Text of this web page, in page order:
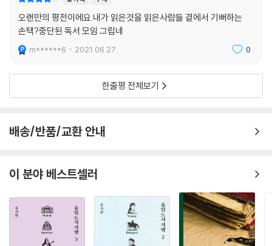
날 수 없는 또 다른 수전 손택의 모습을 그려낸다.
일평생 강렬한 지적 자극과 경험을 갈망하며 무한한 관심사와 학구열로 문
화와 유행을 선도한 손택은, 한편으로 명성과의 뿌리 깊은 갈등 속에서 삶
가 아는 수전 손택의 모습은 그가 바라고 열망하던 자아, 사회가 그에게 부
여하고 덧씌우고 견디게 한 자아는 물론 그의 내면을 구성했던 모순된 자
슈라이버는 여러 인터뷰와 삶의 기록, 주변의 증언을 근거로 손택의 모순
오만함, 동시에 그들에게 설렘과 희열을 안긴 카리스마와 품위, 서로 모순
되는 여러 입장을 대변해야 하는 운명 앞에서 스스로를 가차없이 대했던
태도―에 주목하며 그를 한층 입체적인 인간으로 조명한다. 수전 손택 프
로젝트는 서구의 위인과 당대의 지성, 빛나는 연인들을 포함한 수많은 인
물에 의해 진척된 것이지만, 그 수많은 인물상의 중심에는 이 프로젝트를
오랜만의 평전이에요.내가 읽은것을 읽은사람들 곁에서 기뻐하는
손택?중단된 독서 모임 그립네
m******6 2021.06.27. 0
한줄평 전체보기
배송/반품/교환 안내
이 분야 베스트셀러